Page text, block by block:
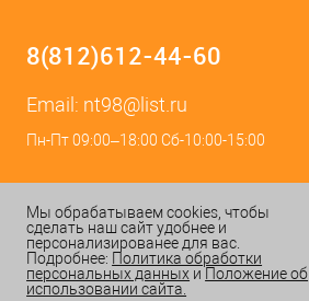
8(812)612-44-60
Email: nt98@list.ru
Пн-Пт 09:00–18:00 Сб-10:00-15:00
ИЗБРАННОЕ
Мы обрабатываем cookies, чтобы
сделать наш сайт удобнее и
персонализированее для вас.
Подробнее: Политика обработки
персональных данных и Положение об
использовании сайта.